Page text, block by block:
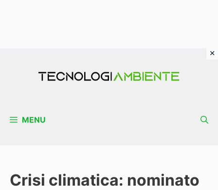
MENU
Crisi climatica: nominato